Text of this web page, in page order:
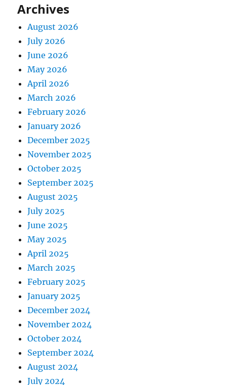
Archives
August 2026
July 2026
June 2026
May 2026
April 2026
March 2026
February 2026
January 2026
December 2025
November 2025
October 2025
September 2025
August 2025
July 2025
June 2025
May 2025
April 2025
March 2025
February 2025
January 2025
December 2024
November 2024
October 2024
September 2024
August 2024
July 2024